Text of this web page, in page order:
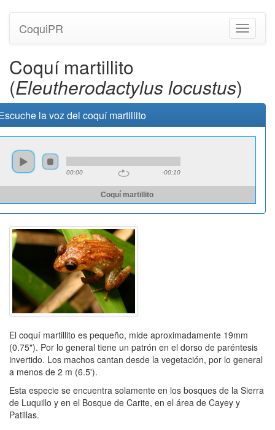
CoquiPR
Coquí martillito
(Eleutherodactylus locustus)
la voz del coquí martillito
00:00 -00:10
Coquí martillito
El coquí martillito es pequeño, mide aproximadamente 19mm
(0.75"). Por lo general tiene un patrón en el dorso de paréntesis
invertido. Los machos cantan desde la vegetación, por lo general
a menos de 2 m (6.5').
Esta especie se encuentra solamente en los bosques de la Sierra
de Luquillo y en el Bosque de Carite, en el área de Cayey y
Patillas.